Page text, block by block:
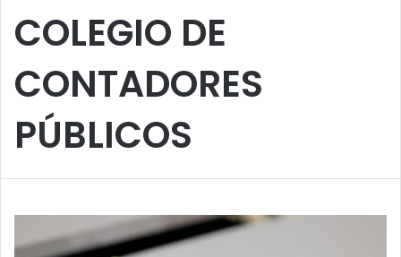
COLEGIO DE
CONTADORES
PÚBLICOS